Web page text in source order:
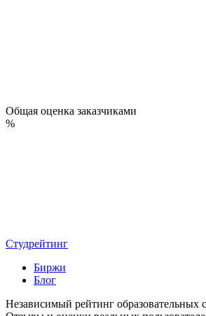
Общая оценка заказчиками
%
Студрейтинг
Биржи
Блог
Независимый рейтинг образовательных